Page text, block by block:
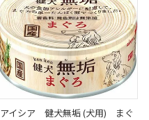
アイシア 健犬無垢 (犬用) まぐ